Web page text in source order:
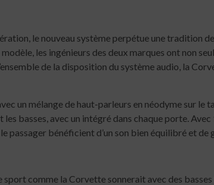
le nouveau système perpétue une tradition
les ingénieurs des deux marques ont non
de la disposition du système audio, la
un mélange de haut-parleurs en néodyme sur le
basses, avec un intégré dans chaque porte.
passager bénéficient d’un son bien équilibré et de
comme la Corvette sonnerait avec des